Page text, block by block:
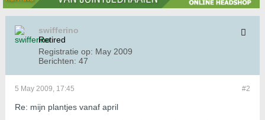
swifferino
Retired
Registratie op: May 2009
Berichten: 47
#2
5 May 2009, 17:45
Re: mijn plantjes vanaf april